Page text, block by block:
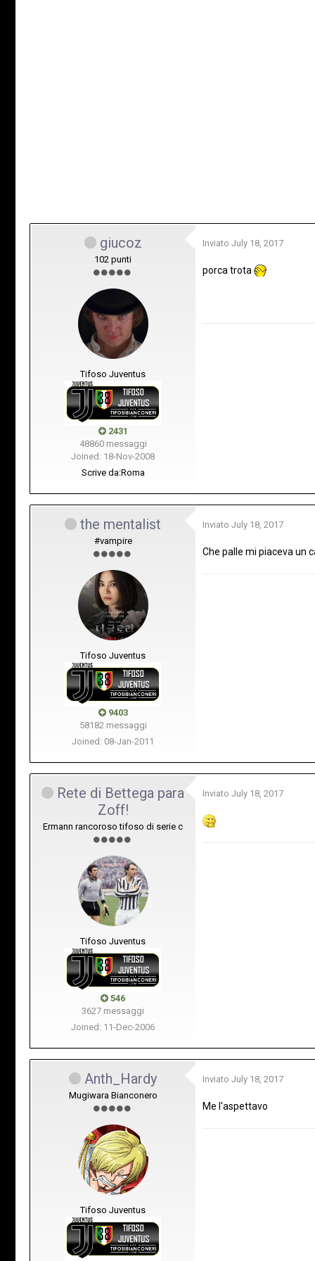
giucoz
102 punti
Tifoso Juventus
2431
48860 messaggi
Joined: 18-Nov-2008
Scrive da:Roma
Inviato July 18, 2017
porca trota
the mentalist
#vampire
Tifoso Juventus
9403
58182 messaggi
Joined: 08-Jan-2011
Inviato July 18, 2017
Che palle mi piaceva un
Rete di Bettega para
Zoff!
Ermann rancoroso tifoso di serie c
Tifoso Juventus
546
3627 messaggi
Joined: 11-Dec-2006
Inviato July 18, 2017
Anth_Hardy
Mugiwara Bianconero
Tifoso Juventus
Inviato July 18, 2017
Me l'aspettavo